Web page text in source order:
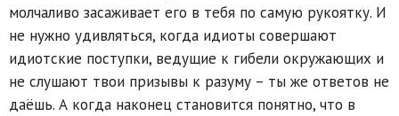
молчаливо засаживает его в тебя по самую рукоятку. И
не нужно удивляться, когда идиоты совершают
идиотские поступки, ведущие к гибели окружающих и
не слушают твои призывы к разуму – ты же ответов не
даёшь. А когда наконец становится понятно, что в